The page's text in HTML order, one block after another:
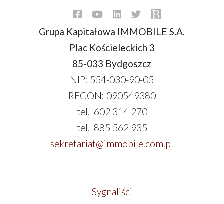
Grupa Kapitałowa IMMOBILE S.A.
Plac Kościeleckich 3
85-033 Bydgoszcz
NIP: 554-030-90-05
REGON: 090549380
tel. 602 314 270
tel. 885 562 935
sekretariat@immobile.com.pl
Sygnaliści